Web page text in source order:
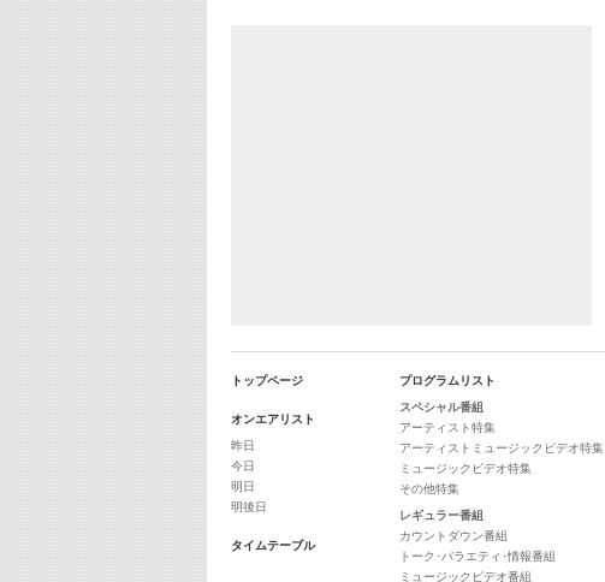
トップページ
オンエアリスト
昨日
今日
明日
明後日
タイムテーブル
プログラムリスト
スペシャル番組
アーティスト特集
アーティストミュージックビデオ特集
ミュージックビデオ特集
その他特集
レギュラー番組
カウントダウン番組
トーク･バラエティ･情報番組
ミュージックビデオ番組